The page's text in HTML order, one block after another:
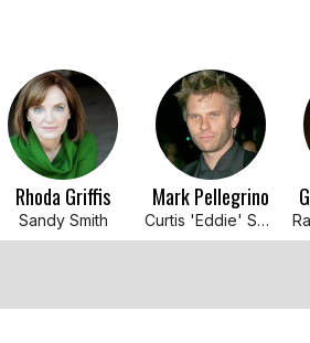
Rhoda Griffis
Sandy Smith
Mark Pellegrino
Curtis 'Eddie' Smith